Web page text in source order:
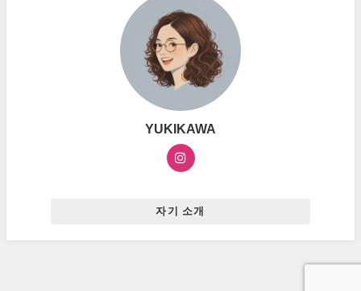
YUKIKAWA
자기 소개